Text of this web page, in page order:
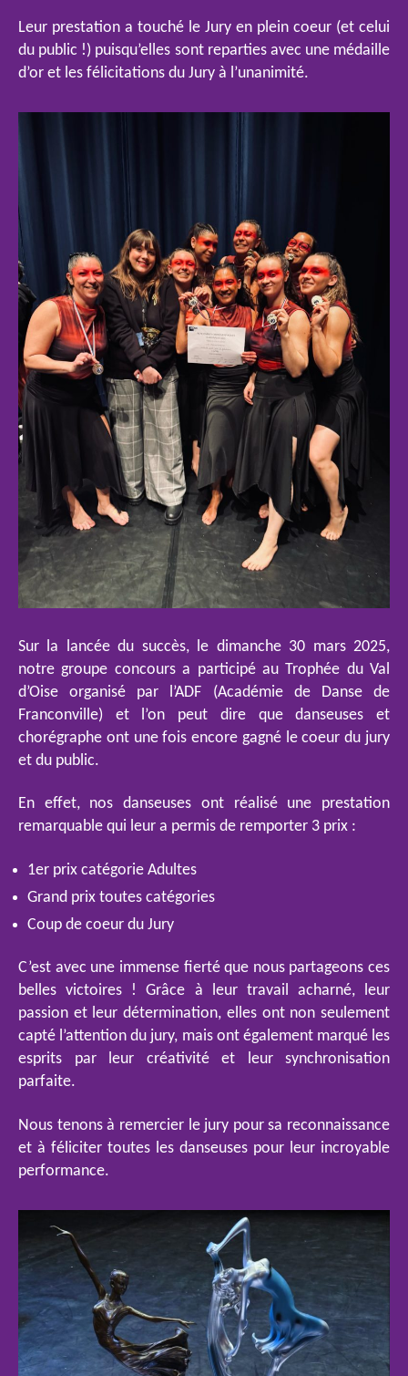
Leur prestation a touché le Jury en plein coeur (et celui
du public !) puisqu’elles sont reparties avec une médaille
d’or et les félicitations du Jury à l’unanimité.
Sur la lancée du succès, le dimanche 30 mars 2025,
notre groupe concours a participé au Trophée du Val
d’Oise organisé par l’ADF (Académie de Danse de
Franconville) et l’on peut dire que danseuses et
chorégraphe ont une fois encore gagné le coeur du jury
et du public.
En effet, nos danseuses ont réalisé une prestation
remarquable qui leur a permis de remporter 3 prix :
1er prix catégorie Adultes
Grand prix toutes catégories
Coup de coeur du Jury
C’est avec une immense fierté que nous partageons ces
belles victoires ! Grâce à leur travail acharné, leur
passion et leur détermination, elles ont non seulement
capté l’attention du jury, mais ont également marqué les
esprits par leur créativité et leur synchronisation
parfaite.
Nous tenons à remercier le jury pour sa reconnaissance
et à féliciter toutes les danseuses pour leur incroyable
performance.